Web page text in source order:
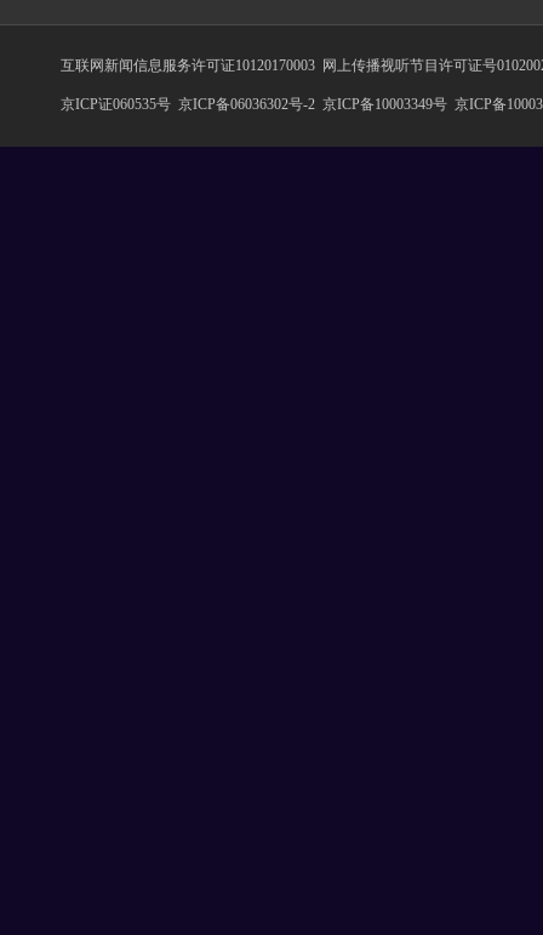
互联网新闻信息服务许可证10120170003 网上传播视听节目许可证号
京ICP证060535号 京ICP备06036302号-2 京ICP备10003349号 京ICP备